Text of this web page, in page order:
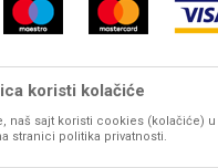
sajtu iskazane su u dinarima. PDV
prikazani sa ispravnim nazivima,
koristi kolačiće
naš sajt koristi cookies (kolačiće)
stranici politika privatnosti.